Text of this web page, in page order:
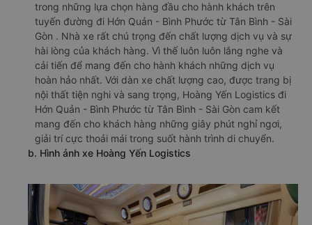
trong những lựa chọn hàng đầu cho hành khách trên
tuyến đường đi Hớn Quản - Bình Phước từ Tân Bình - Sài
Gòn . Nhà xe rất chú trọng đến chất lượng dịch vụ và sự
hài lòng của khách hàng. Vì thế luôn luôn lắng nghe và
cải tiến để mang đến cho hành khách những dịch vụ
hoàn hảo nhất. Với dàn xe chất lượng cao, được trang bị
nội thất tiện nghi và sang trọng, Hoàng Yến Logistics đi
Hớn Quản - Bình Phước từ Tân Bình - Sài Gòn cam kết
mang đến cho khách hàng những giây phút nghỉ ngơi,
giải trí cực thoải mái trong suốt hành trình di chuyển.
b. Hình ảnh xe Hoàng Yến Logistics